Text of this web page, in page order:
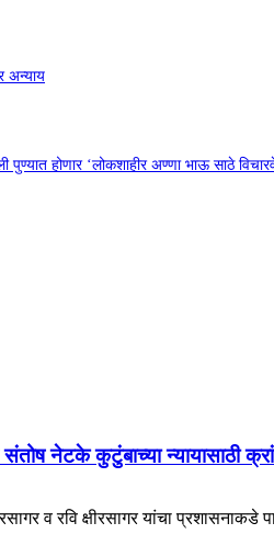
अन्याय
पुण्यात होणार ‘लोकशाहीर अण्णा भाऊ साठे
नेटके कुटुंबाच्या न्यायासाठी
व रवि क्षीरसागर यांचा